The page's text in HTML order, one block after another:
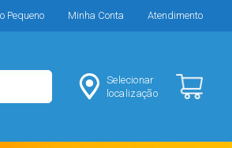
Pequeno Minha Conta Atendimento
Selecionar
localização